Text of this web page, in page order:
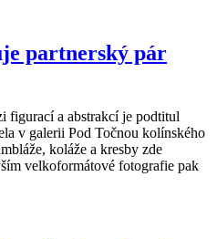
partnerský pár
a abstrakcí je podtitul
v galerii Pod Točnou kolínského
koláže a kresby zde
velkoformátové fotografie pak